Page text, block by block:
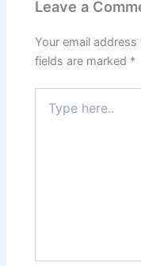
k
Leave a
Your email
fields are marked *
here..